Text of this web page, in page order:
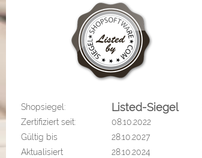
Shopsiegel: Listed-Siegel
Zertifiziert seit:
08.10.2022
Gültig bis
28.10.2027
Aktualisiert
28.10.2024